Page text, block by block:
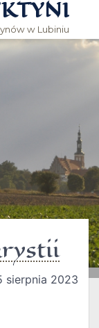
w Lubiniu
sierpnia 2023